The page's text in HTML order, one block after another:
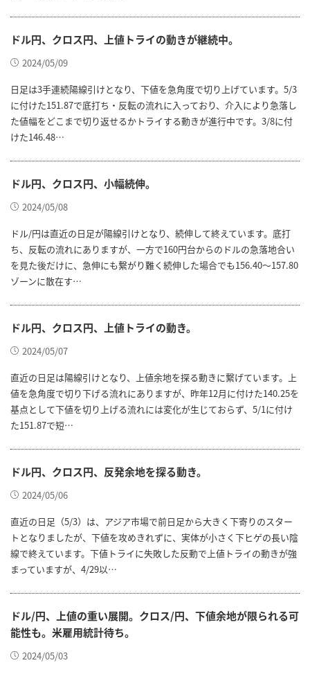
ドル円、クロス円、上値トライの動きが継続中。
2024/05/09
日足は3手連続陽線引けとなり、下値を急角度で切り上げています。5/3
に付けた151.87で底打ち・反転の流れに入っており、介入により急落し
た値幅をどこまで切り返せるかトライする動きが進行中です。3/8に付
けた146.48…
ドル円、クロス円、小幅続伸。
2024/05/08
ドル/円は直近の日足が陽線引けとなり、続伸して終えています。底打
ち、反転の流れにありますが、一方で160円台からのドルの急落地合い
を見た後だけに、急伸にも繋がり難く続伸した場合でも156.40～157.80
ゾーンに散在す…
ドル円、クロス円、上値トライの動き。
2024/05/07
直近の日足は陽線引けとなり、上値余地を探る動きに繋げています。上
値を急角度で切り下げる流れにありますが、昨年12月に付けた140.25を
基点として下値を切り上げる流れには変化が生じておらず、5/1に付け
た151.87で短…
ドル円、クロス円、反発余地を探る動き。
2024/05/06
直近の日足（5/3）は、アジア市場で前日足から大きく下寄りのスター
トとなりましたが、下値を攻めきれずに、実体が小さく下ヒゲの長い陰
線で終えています。下値トライに失敗した反動で上値トライの動きが強
まっていますが、4/29以…
ドル/円、上値の重い展開。クロス/円、下値余地が限られる可
能性も。米雇用統計待ち。
2024/05/03